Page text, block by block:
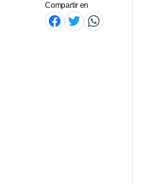
Compartir en